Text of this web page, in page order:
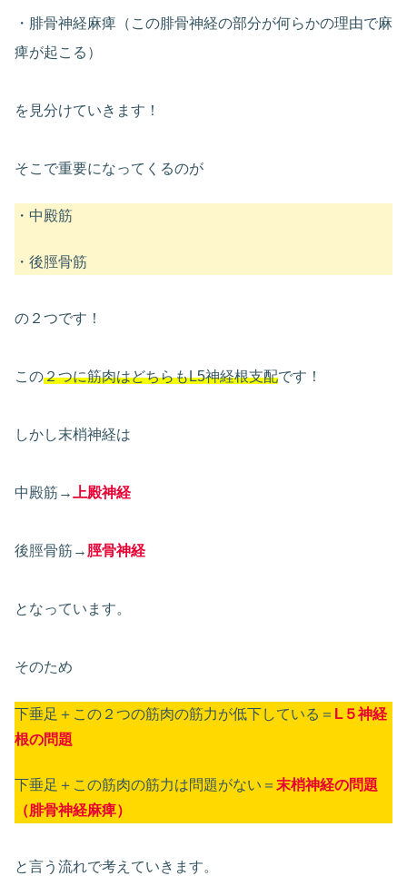
・腓骨神経麻痺（この腓骨神経の部分が何らかの理由で麻
痺が起こる）
を見分けていきます！
そこで重要になってくるのが
・中殿筋
・後脛骨筋
の２つです！
この２つに筋肉はどちらもL5神経根支配です！
しかし末梢神経は
中殿筋→ 上殿神経
後脛骨筋→ 脛骨神経
となっています。
そのため
下垂足＋この２つの筋肉の筋力が低下している＝ L５神経
根の問題
下垂足＋この筋肉の筋力は問題がない＝ 末梢神経の問題
（腓骨神経麻痺）
と言う流れで考えていきます。